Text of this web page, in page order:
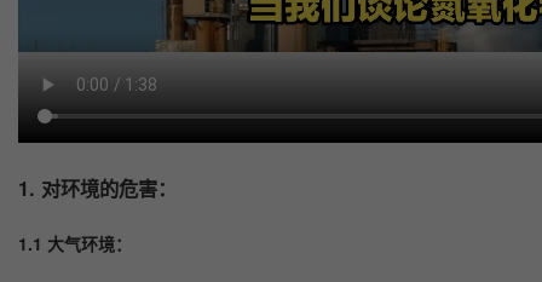
1. 对环境的危害：
1.1 大气环境：